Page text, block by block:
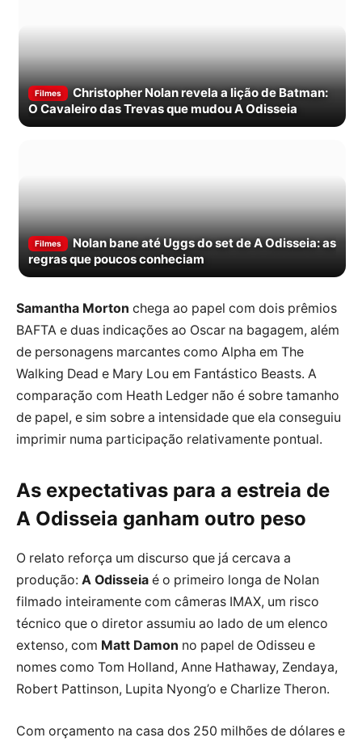
Filmes
Christopher Nolan revela a lição de Batman:
O Cavaleiro das Trevas que mudou A Odisseia
Filmes
Nolan bane até Uggs do set de A Odisseia: as
regras que poucos conheciam
Samantha Morton chega ao papel com dois prêmios
BAFTA e duas indicações ao Oscar na bagagem, além
de personagens marcantes como Alpha em The
Walking Dead e Mary Lou em Fantástico Beasts. A
comparação com Heath Ledger não é sobre tamanho
de papel, e sim sobre a intensidade que ela conseguiu
imprimir numa participação relativamente pontual.
As expectativas para a estreia de
A Odisseia ganham outro peso
O relato reforça um discurso que já cercava a
produção: A Odisseia é o primeiro longa de Nolan
filmado inteiramente com câmeras IMAX, um risco
técnico que o diretor assumiu ao lado de um elenco
extenso, com Matt Damon no papel de Odisseu e
nomes como Tom Holland, Anne Hathaway, Zendaya,
Robert Pattinson, Lupita Nyong’o e Charlize Theron.
Com orçamento na casa dos 250 milhões de dólares e